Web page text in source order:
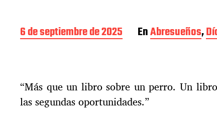
F
e
d
e
l
6 de septiembre de 2025 EnAbresueños,
“Más que un libro sobre un perro. Un
las segundas oportunidades.”